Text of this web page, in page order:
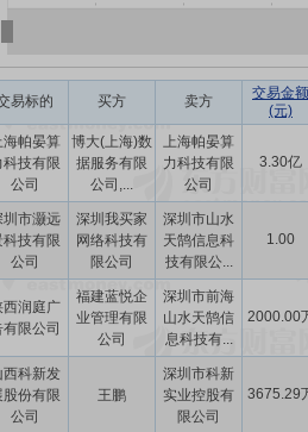
易标的 买方 卖方
交易金额
(元)
海帕晏算
科技有限
公司
博大(上海)数
据服务有限
公司,...
上海帕晏算
力科技有限
公司
3.30亿
圳市灏远
科技有限
公司
深圳我买家
网络科技有
限公司
深圳市山水
天鹄信息科
技有限公...
1.00
西润庭广
有限公司
福建蓝悦企
业管理有限
公司
深圳市前海
山水天鹄信
息科技有...
2000.00
西科新发
股份有限
公司
王鹏
深圳市科新
实业控股有
限公司
3675.29